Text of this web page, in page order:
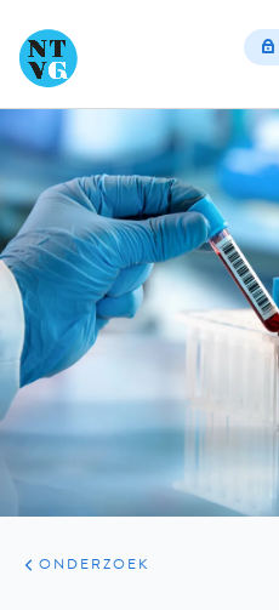
ARTIKELEN
ONDERZOEK
ONDERZOEK